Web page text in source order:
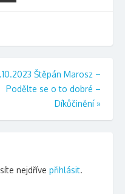
Štěpán Marosz –
Podělte se o to dobré –
Díkůčinění»
nejdříve přihlásit.